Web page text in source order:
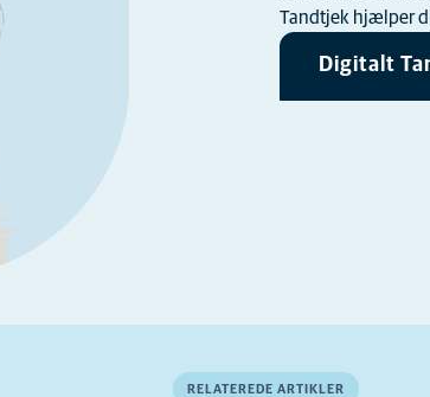
Tandtjek hjælper
Digitalt
RELATEREDE ARTIKLER